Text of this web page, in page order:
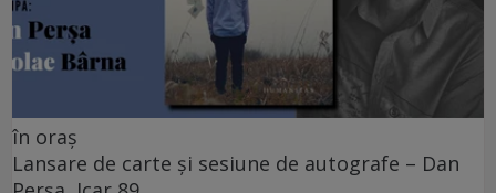
în oraș
Lansare de carte și sesiune de autografe – Dan